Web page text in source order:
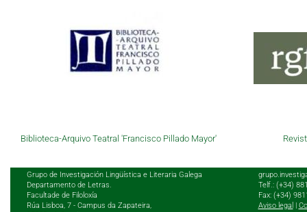
Biblioteca-Arquivo Teatral 'Francisco Pillado Mayor'
Grupo de Investigación Lingüística e Literaria Galega
Departamento de Letras.
Facultade de Filoloxía
Rúa Lisboa, 7 - Campus da Zapateira,
Telf.: (+34)
Fax: (+34)
Aviso legal |